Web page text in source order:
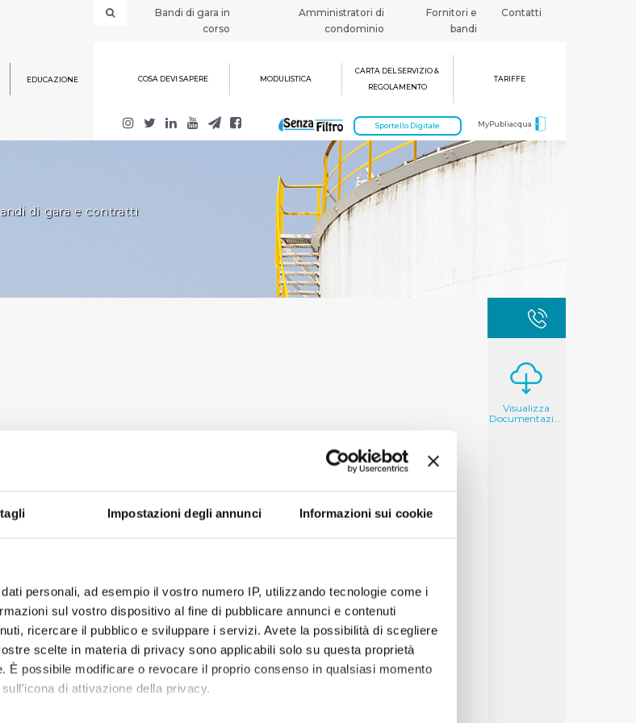
Impostazioni degli annunci Informazioni sui cookie
personali, ad esempio il vostro numero IP, utilizzando tecnologie come i
sul vostro dispositivo al fine di pubblicare annunci e contenuti
ricercare il pubblico e sviluppare i servizi. Avete la possibilità di scegliere
scelte in materia di privacy sono applicabili solo su questa proprietà
È possibile modificare o revocare il proprio consenso in qualsiasi momento
di attivazione della privacy.
Bandi di gara in
corso
Amministratori di
condominio
Fornitori e
bandi
Contatti
EDUCAZIONE COSA DEVI SAPERE MODULISTICA
CARTA DEL SERVIZIO &
REGOLAMENTO
TARIFFE
MyPubliacqua
Sportello Digitale
di gara e contratti
Visualizza
Documentazione